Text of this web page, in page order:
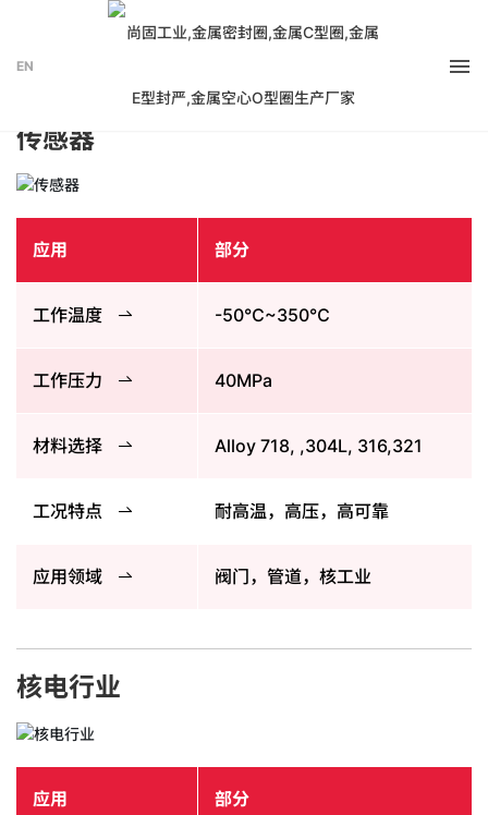
EN
应用案例
金属密封圈 极端工况密封解决方案
传感器
应用 部分
工作温度 -50℃~350℃
工作压力 40MPa
材料选择 Alloy 718, ,304L, 316,321
工况特点 耐高温，高压，高可靠
应用领域 阀门，管道，核工业
核电行业
应用 部分